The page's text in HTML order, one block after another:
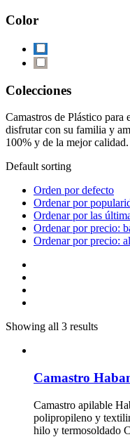
Color
Colecciones
Camastros de Plástico para
disfrutar con su familia y
100% y de la mejor calidad.
Default sorting
Orden por defecto
Ordenar por
Ordenar por las
Ordenar por precio:
Ordenar por precio:
Showing all 3 results
Camastro
Camastro apilable
polipropileno y
hilo y termosoldado